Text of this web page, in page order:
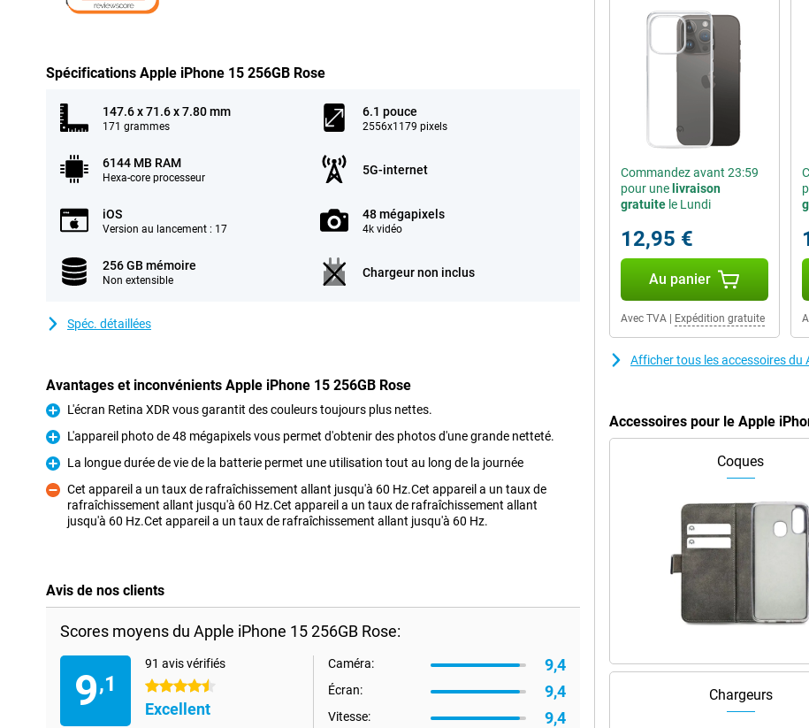
Spécifications Apple iPhone 15 256GB Rose
147.6 x 71.6 x 7.80 mm
171 grammes
6.1 pouce
2556x1179 pixels
6144 MB RAM
Hexa-core processeur
5G-internet
iOS
Version au lancement : 17
48 mégapixels
4k vidéo
256 GB mémoire
Non extensible
Chargeur non inclus
Spéc. détaillées
Avantages et inconvénients Apple iPhone 15 256GB Rose
Pour
L'écran Retina XDR vous garantit des couleurs toujours plus nettes.
Pour
L'appareil photo de 48 mégapixels vous permet d'obtenir des photos d'une grande netteté.
Pour
La longue durée de vie de la batterie permet une utilisation tout au long de la journée
Contre
Cet appareil a un taux de rafraîchissement allant jusqu'à 60 Hz.Cet appareil a un taux de
rafraîchissement allant jusqu'à 60 Hz.Cet appareil a un taux de rafraîchissement allant
jusqu'à 60 Hz.Cet appareil a un taux de rafraîchissement allant jusqu'à 60 Hz.
Avis de nos clients
Scores moyens du Apple iPhone 15 256GB Rose:
9,1
91 avis vérifiés
4.5 étoiles
Excellent
Caméra: 9,4
Écran: 9,4
Vitesse: 9,4
Commandez avant 23:59
pour une livraison
gratuite le Lundi
12,95 €
Au panier
Avec TVA Expédition gratuite
Afficher tous les accessoires du
Accessoires pour le Apple
Coques
Chargeurs